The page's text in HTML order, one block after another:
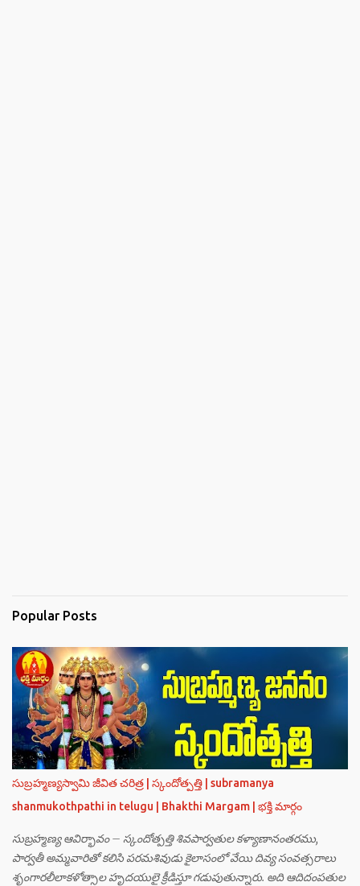
Popular Posts
సుబ్రహ్మణ్యస్వామి జీవిత చరిత్ర | స్కందోత్పత్తి | subramanya
shanmukothpathi in telugu | Bhakthi Margam | భక్తి మార్గం
సుబ్రహ్మణ్య ఆవిర్భావం – స్కందోత్పత్తి శివపార్వతుల కళ్యాణానంతరము,
పార్వతీ అమ్మవారితో కలిసి పరమశివుడు కైలాసంలో వేయి దివ్య సంవత్సరాలు
శృంగారలీలాకళోత్సాల హృదయులై క్రీడిస్తూ గడుపుతున్నారు. అది ఆదిదంపతుల